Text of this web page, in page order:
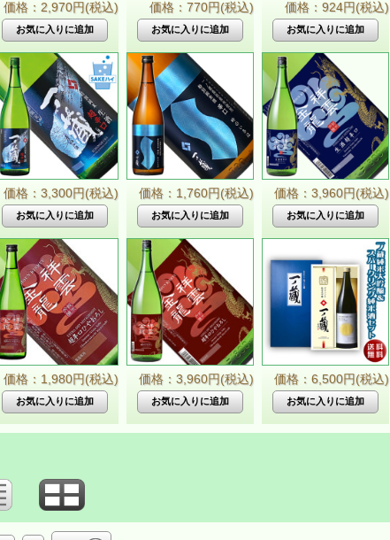
価格：2,970円(税込) 価格：770円(税込) 価格：924円(税込)
価格：3,300円(税込) 価格：1,760円(税込) 価格：3,960円(税込)
価格：1,980円(税込) 価格：3,960円(税込) 価格：6,500円(税込)